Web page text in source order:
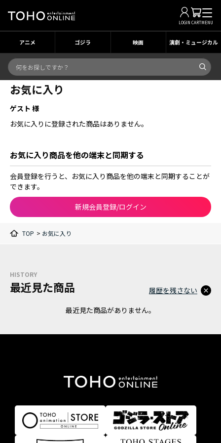
LOGIN CARTMENU
アニメ ゴジラ 映画 演劇・ミュージカル
お気に入り
ゲスト 様
お気に入りに登録された商品はありません。
お気に入り商品を他の端末と同期する
会員登録を行うと、お気に入り商品を他の端末と同期することが
できます。
新規会員登録/ログイン
TOP > お気に入り
HISTORY
最近見た商品
最近見た商品がありません。
履歴を残さない